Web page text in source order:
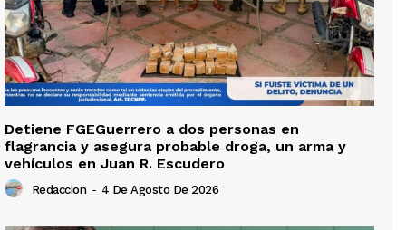
Detiene FGEGuerrero a dos personas en
flagrancia y asegura probable droga, un arma y
vehículos en Juan R. Escudero
Redaccion - 4 De Agosto De 2026